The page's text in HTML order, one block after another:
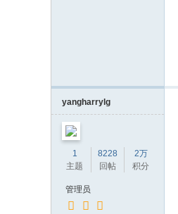
yangharrylg
1
主题
8228
回帖
2万
积分
管理员